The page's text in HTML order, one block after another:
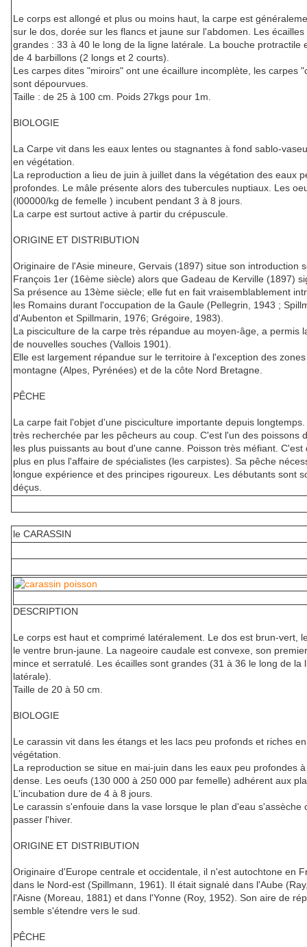
Le corps est allongé et plus ou moins haut, la carpe est
sur le dos, dorée sur les flancs et jaune sur l'abdomen. Les écailles
grandes : 33 à 40 le long de la ligne latérale. La bouche protractile
de 4 barbillons (2 longs et 2 courts).
Les carpes dites "miroirs" ont une écaillure incomplète, les carpes
sont dépourvues.
Taille : de 25 à 100 cm. Poids 27kgs pour 1m.
BIOLOGIE
La Carpe vit dans les eaux lentes ou stagnantes à fond sablo-
en végétation.
La reproduction a lieu de juin à juillet dans la végétation des eaux
profondes. Le mâle présente alors des tubercules nuptiaux. Les
(l00000/kg de femelle ) incubent pendant 3 à 8 jours.
La carpe est surtout active à partir du crépuscule.
ORIGINE ET DISTRIBUTION
Originaire de l'Asie mineure, Gervais (1897) situe son introduction
François 1er (16ème siècle) alors que Gadeau de Kerville (1897)
Sa présence au 13ème siècle; elle fut en fait vraisemblablement
les Romains durant l'occupation de la Gaule (Pellegrin, 1943 ;
d'Aubenton et Spillmarin, 1976; Grégoire, 1983).
La pisciculture de la carpe très répandue au moyen-âge, a permis
de nouvelles souches (Vallois 1901).
Elle est largement répandue sur le territoire à l'exception des
montagne (Alpes, Pyrénées) et de la côte Nord Bretagne.
PÊCHE
La carpe fait l'objet d'une pisciculture importante depuis longtemps.
très recherchée par les pêcheurs au coup. C'est l'un des poissons
les plus puissants au bout d'une canne. Poisson très méfiant. C'est
plus en plus l'affaire de spécialistes (les carpistes). Sa pêche
longue expérience et des principes rigoureux. Les débutants sont
déçus.
le CARASSIN
DESCRIPTION
Le corps est haut et comprimé latéralement. Le dos est brun-vert,
le ventre brun-jaune. La nageoire caudale est convexe, son
mince et serratulé. Les écailles sont grandes (31 à 36 le long de la
latérale).
Taille de 20 à 50 cm.
BIOLOGIE
Le carassin vit dans les étangs et les lacs peu profonds et riches en
végétation.
La reproduction se situe en mai-juin dans les eaux peu profondes
dense. Les oeufs (130 000 à 250 000 par femelle) adhérent aux
L'incubation dure de 4 à 8 jours.
Le carassin s'enfouie dans la vase lorsque le plan d'eau s'assèche
passer l'hiver.
ORIGINE ET DISTRIBUTION
Originaire d'Europe centrale et occidentale, il n'est autochtone en
dans le Nord-est (Spillmann, 1961). Il était signalé dans l'Aube
l'Aisne (Moreau, 1881) et dans l'Yonne (Roy, 1952). Son aire de
semble s'étendre vers le sud.
PÊCHE